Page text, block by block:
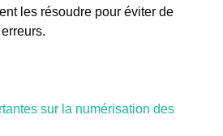
les résoudre pour éviter de
sur la numérisation des